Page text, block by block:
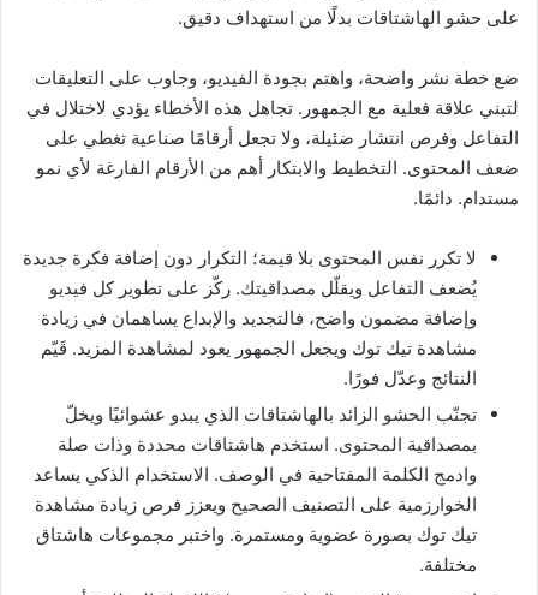
على حشو الهاشتاقات بدلًا من استهداف دقيق.
ضع خطة نشر واضحة، واهتم بجودة الفيديو، وجاوب على التعليقات
لتبني علاقة فعلية مع الجمهور. تجاهل هذه الأخطاء يؤدي لاختلال في
التفاعل وفرص انتشار ضئيلة، ولا تجعل أرقامًا صناعية تغطي على
ضعف المحتوى. التخطيط والابتكار أهم من الأرقام الفارغة لأي نمو
مستدام. دائمًا.
لا تكرر نفس المحتوى بلا قيمة؛ التكرار دون إضافة فكرة جديدة
يُضعف التفاعل ويقلّل مصداقيتك. ركّز على تطوير كل فيديو
وإضافة مضمون واضح، فالتجديد والإبداع يساهمان في زيادة
مشاهدة تيك توك ويجعل الجمهور يعود لمشاهدة المزيد. قَيّم
النتائج وعدّل فورًا.
تجنّب الحشو الزائد بالهاشتاقات الذي يبدو عشوائيًا ويخلّ
بمصداقية المحتوى. استخدم هاشتاقات محددة وذات صلة
وادمج الكلمة المفتاحية في الوصف. الاستخدام الذكي يساعد
الخوارزمية على التصنيف الصحيح ويعزز فرص زيادة مشاهدة
تيك توك بصورة عضوية ومستمرة. واختبر مجموعات هاشتاق
مختلفة.